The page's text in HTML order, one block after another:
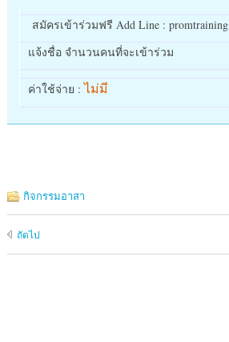
สมัครเข้าร่วมฟรี Add Line : promtraining
แจ้งชื่อ จำนวนคนที่จะเข้าร่วม
ค่าใช้จ่าย :ไม่มี
กิจกรรมอาสา
ถัดไป